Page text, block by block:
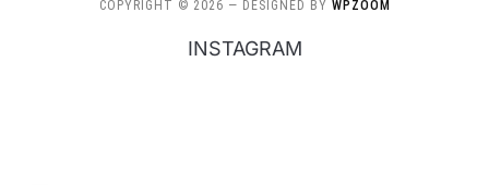
COPYRIGHT © 2026 — DESIGNED BY WPZOOM
INSTAGRAM